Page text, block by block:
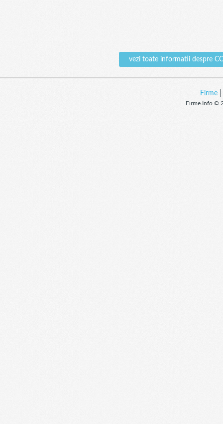
vezi toate informatii despre
Firme|
Firme.Info ©